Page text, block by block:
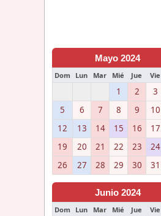
Mayo 2024
Dom Lun Mar Mié Jue Vie
1 2 3
5
6 7 8 9 10
12
13 14 15 16 17
19
20 21 22 23 24
26
27 28 29 30 31
Junio 2024
Dom Lun Mar Mié Jue Vie